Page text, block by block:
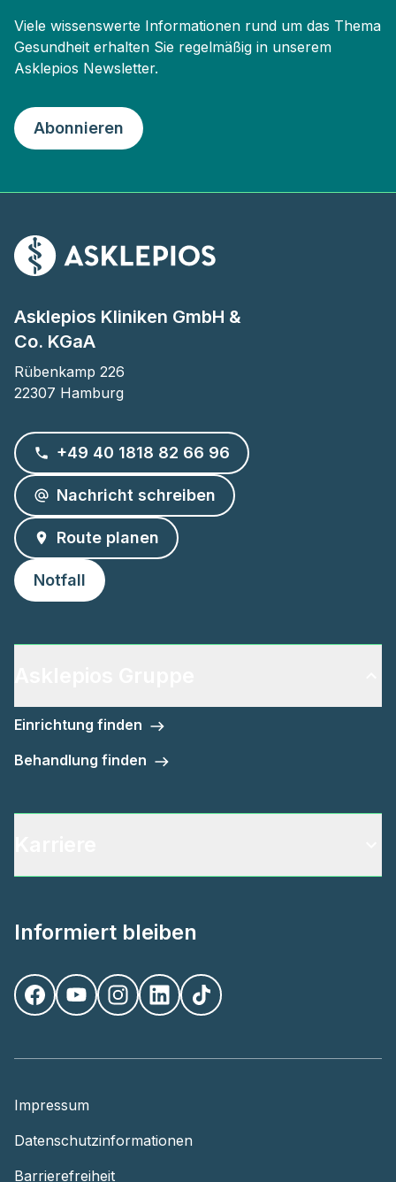
Viele wissenswerte Informationen rund um das Thema
Gesundheit erhalten Sie regelmäßig in unserem
Asklepios Newsletter.
Abonnieren
Asklepios Kliniken GmbH &
Co. KGaA
Rübenkamp 226
22307 Hamburg
+49 40 1818 82 66 96
Nachricht schreiben
Route planen
Notfall
Einrichtung finden
Behandlung finden
Informiert bleiben
Impressum
Datenschutzinformationen
Barrierefreiheit